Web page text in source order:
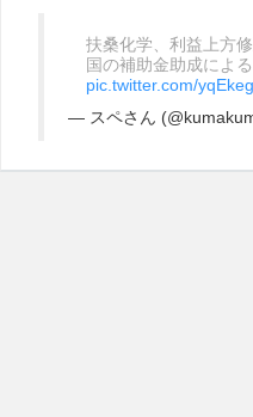
扶桑化学、利益上方
国の補助金助成による
pic.twitter.com/
— スペさん